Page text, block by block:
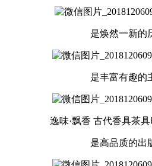
是焕然一新的
是丰富有趣的
逸味·飘香 古代香具茶
是高品质的出